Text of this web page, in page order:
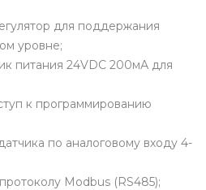
для поддержания
уровне;
питания 24VDC 200мА для
к программированию
по аналоговому входу 4-
Modbus (RS485);